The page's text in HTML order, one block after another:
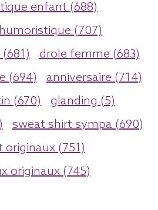
enfant (688)
(707)
drole femme (683)
(694)
anniversaire (714)
(670)
glanding (5)
sweat shirt sympa (690)
originaux (751)
originaux (745)